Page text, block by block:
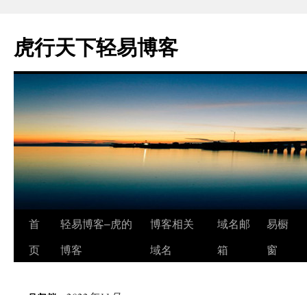
虎行天下轻易博客
跳
至
首
页
轻易博客–虎的
博客
博客相关
域名
域名邮
箱
易橱
窗